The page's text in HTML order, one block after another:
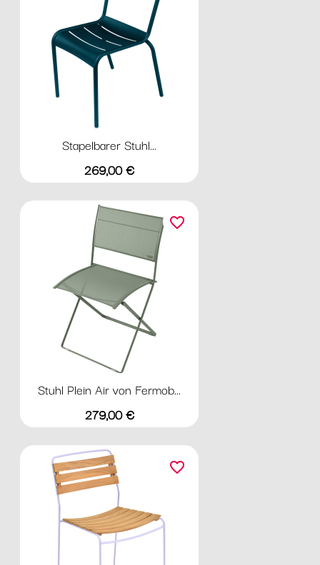
Stapelbarer Stuhl...
Preis
269,00 €
Stuhl Plein Air von Fermob...
Preis
279,00 €
favorite_border
favorite_border